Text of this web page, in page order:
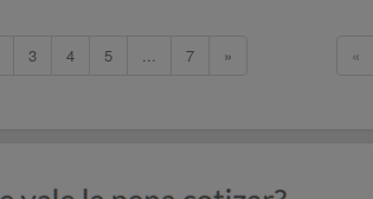
3 4 5 ... 7 » «